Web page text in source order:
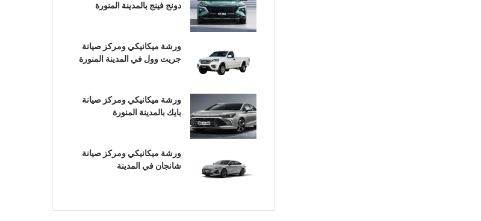
دونج فينج بالمدينة المنورة
ورشة ميكانيكي ومركز صيانة
جريت وول في المدينة المنورة
ورشة ميكانيكي ومركز صيانة
بايك بالمدينة المنورة
ورشة ميكانيكي ومركز صيانة
شانجان في المدينة